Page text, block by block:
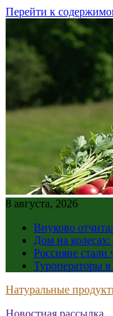
Перейти к
8 августа, 2026
Внуково
Дом на колесах:
Россияне стали
Туроператоры
Натуральные
Новостная рассылка